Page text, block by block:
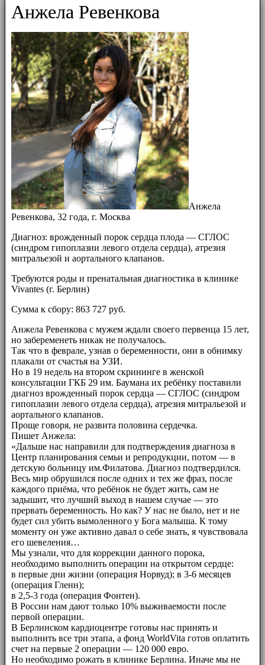
Анжела Ревенкова
Анжела
Ревенкова, 32 года, г. Москва
Диагноз: врожденный порок сердца плода — СГЛОС
(синдром гипоплазии левого отдела сердца), атрезия
митральезой и аортального клапанов.
Требуются роды и пренатальная диагностика в клинике
Vivantes (г. Берлин)
Сумма к сбору: 863 727 руб.
Анжела Ревенкова с мужем ждали своего первенца 15 лет,
но забеременеть никак не получалось.
Так что в феврале, узнав о беременности, они в обнимку
плакали от счастья на УЗИ.
Но в 19 недель на втором скрининге в женской
консультации ГКБ 29 им. Баумана их ребёнку поставили
диагноз врожденный порок сердца — СГЛОС (синдром
гипоплазии левого отдела сердца), атрезия митральезой и
аортального клапанов.
Проще говоря, не развита половина сердечка.
Пишет Анжела:
«Дальше нас направили для подтверждения диагноза в
Центр планирования семьи и репродукции, потом — в
детскую больницу им.Филатова. Диагноз подтвердился.
Весь мир обрушился после одних и тех же фраз, после
каждого приёма, что ребёнок не будет жить, сам не
задышит, что лучший выход в нашем случае — это
прервать беременность. Но как? У нас не было, нет и не
будет сил убить вымоленного у Бога малыша. К тому
моменту он уже активно давал о себе знать, я чувствовала
его шевеления…
Мы узнали, что для коррекции данного порока,
необходимо выполнить операции на открытом сердце:
в первые дни жизни (операция Норвуд); в 3-6 месяцев
(операция Гленн);
в 2,5-3 года (операция Фонтен).
В России нам дают только 10% выживаемости после
первой операции.
В Берлинском кардиоцентре готовы нас принять и
выполнить все три этапа, а фонд WorldVita готов оплатить
счет на первые 2 операции — 120 000 евро.
Но необходимо рожать в клинике Берлина. Иначе мы не